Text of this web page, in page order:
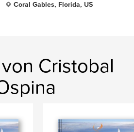
Coral Gables, Florida, US
Cristobal